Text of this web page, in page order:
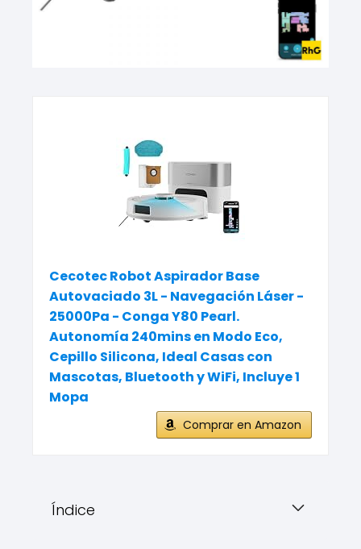
Cecotec Robot Aspirador Base
Autovaciado 3L - Navegación Láser -
25000Pa - Conga Y80 Pearl.
Autonomía 240mins en Modo Eco,
Cepillo Silicona, Ideal Casas con
Mascotas, Bluetooth y WiFi, Incluye 1
Mopa
Comprar en Amazon
Índice